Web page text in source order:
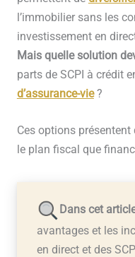
l’immobilier sans les
investissement en
Mais quelle solution
parts de SCPI à crédit
d’assurance-vie?
Ces options
le plan fiscal que
Dans cet
avantages et les
en direct et des